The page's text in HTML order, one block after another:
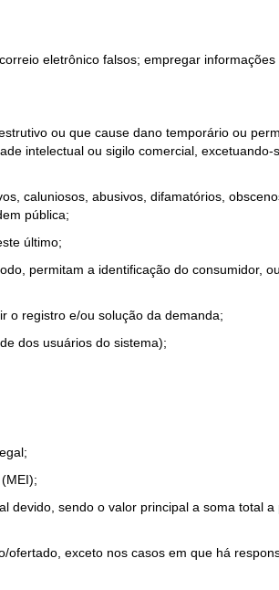
eletrônico falsos; empregar informações
ou que cause dano temporário ou
intelectual ou sigilo comercial, excetuando-
caluniosos, abusivos, difamatórios,
pública;
último;
permitam a identificação do consumidor,
o registro e/ou solução da demanda;
dos usuários do sistema);
devido, sendo o valor principal a soma total a
exceto nos casos em que há